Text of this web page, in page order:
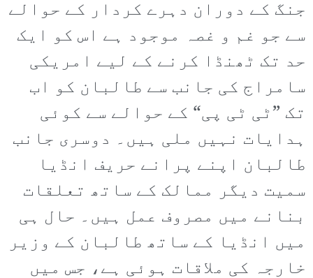
جنگ کے دوران دہرے کردار کے حوالے
سے جو غم و غصہ موجود ہے اس کو ایک
حد تک ٹھنڈا کرنے کے لیے امریکی
سامراج کی جانب سے طالبان کو اب
تک ”ٹی ٹی پی“ کے حوالے سے کوئی
ہدایات نہیں ملی ہیں۔ دوسری جانب
طالبان اپنے پرانے حریف انڈیا
سمیت دیگر ممالک کے ساتھ تعلقات
بنانے میں مصروف عمل ہیں۔ حال ہی
میں انڈیا کے ساتھ طالبان کے وزیر
خارجہ کی ملاقات ہوئی ہے، جس میں